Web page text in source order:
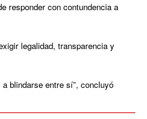
responder con contundencia a
legalidad, transparencia y
blindarse entre sí”, concluyó